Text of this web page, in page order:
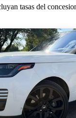
tasas del